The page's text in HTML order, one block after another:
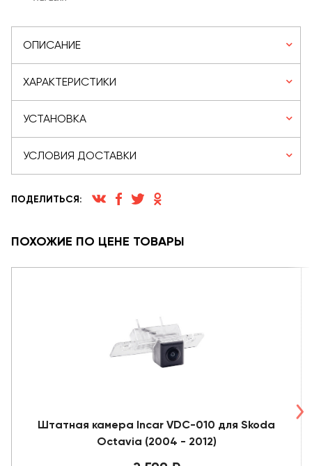
ОПИСАНИЕ
ХАРАКТЕРИСТИКИ
УСТАНОВКА
УСЛОВИЯ ДОСТАВКИ
ПОДЕЛИТЬСЯ:
ПОХОЖИЕ ПО ЦЕНЕ ТОВАРЫ
Штатная камера Incar VDC-010 для Skoda
Octavia (2004 - 2012)